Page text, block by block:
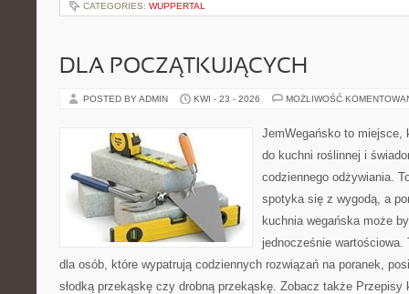
CATEGORIES: WUPPERTAL
DLA POCZĄTKUJĄCYCH
POSTED BY ADMIN KWI - 23 - 2026 MOŻLIWOŚĆ
JemWegańsko to miejsce,
do kuchni roślinnej i
codziennego odżywiania.
spotyka się z wygodą, a
kuchnia wegańska może
jednocześnie wartościowa.
dla osób, które wypatrują codziennych rozwiązań na poranek,
słodką przekąskę czy drobną przekąskę. Zobacz także Przepisy